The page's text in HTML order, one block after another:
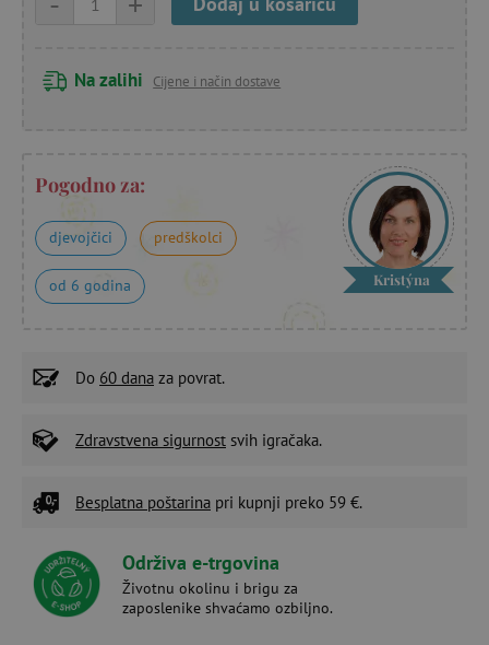
Na zalihi Cijene i način dostave
Pogodno za:
djevojčici predškolci
od 6 godina Kristýna
Do 60 dana za povrat.
Zdravstvena sigurnost svih igračaka.
Besplatna poštarina pri kupnji preko 59 €.
Održiva e-trgovina
Životnu okolinu i brigu za
zaposlenike shvaćamo ozbiljno.